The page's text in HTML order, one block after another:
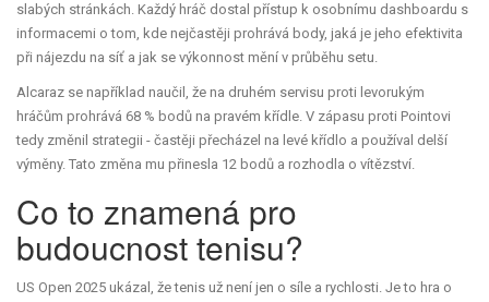
slabých stránkách. Každý hráč dostal přístup k osobnímu dashboardu s
informacemi o tom, kde nejčastěji prohrává body, jaká je jeho efektivita
při nájezdu na síť a jak se výkonnost mění v průběhu setu.
Alcaraz se například naučil, že na druhém servisu proti levorukým
hráčům prohrává 68 % bodů na pravém křídle. V zápasu proti Pointovi
tedy změnil strategii - častěji přecházel na levé křídlo a používal delší
výměny. Tato změna mu přinesla 12 bodů a rozhodla o vítězství.
Co to znamená pro
budoucnost tenisu?
US Open 2025 ukázal, že tenis už není jen o síle a rychlosti. Je to hra o